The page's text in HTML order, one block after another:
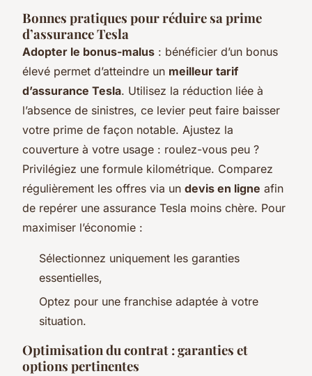
Bonnes pratiques pour réduire sa prime
d’assurance Tesla
Adopter le bonus-malus : bénéficier d’un bonus
élevé permet d’atteindre un meilleur tarif
d’assurance Tesla. Utilisez la réduction liée à
l’absence de sinistres, ce levier peut faire baisser
votre prime de façon notable. Ajustez la
couverture à votre usage : roulez-vous peu ?
Privilégiez une formule kilométrique. Comparez
régulièrement les offres via un devis en ligne afin
de repérer une assurance Tesla moins chère. Pour
maximiser l’économie :
Sélectionnez uniquement les garanties
essentielles,
Optez pour une franchise adaptée à votre
situation.
Optimisation du contrat : garanties et
options pertinentes